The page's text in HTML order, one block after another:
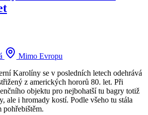
Mimo Evropu
Karolíny se v posledních letech odehrává
z amerických hororů 80. let. Při
objektu pro nejbohatší tu bagry totiž
ale i hromady kostí. Podle všeho tu stála
pohřebištěm.